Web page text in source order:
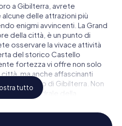
a Gibilterra, avrete
delle attrazioni più
enigmi avvincenti. La Grand
della città, è un punto di
osservare la vivace attività
del storico Castello
fortezza vi offre non solo
ma anche affascinanti
moresco di Gibilterra. Non
la Cattedrale della
tutto